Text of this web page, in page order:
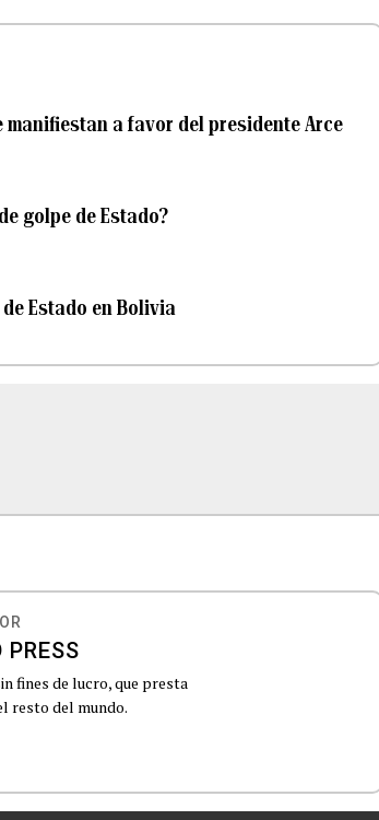
a favor del presidente Arce
golpe de Estado?
Estado en Bolivia
fines de lucro, que presta
resto del mundo.